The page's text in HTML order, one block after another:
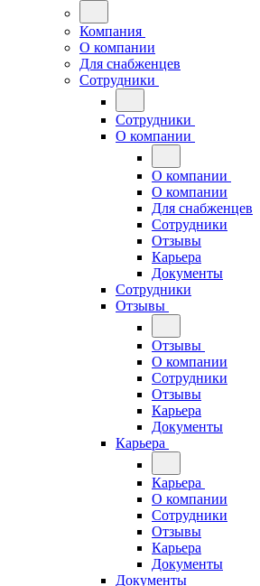
Компания
О компании
Для снабженцев
Сотрудники
Сотрудники
О компании
О компании
О компании
Для снабженцев
Сотрудники
Отзывы
Карьера
Документы
Сотрудники
Отзывы
Отзывы
О компании
Сотрудники
Отзывы
Карьера
Документы
Карьера
Карьера
О компании
Сотрудники
Отзывы
Карьера
Документы
Документы